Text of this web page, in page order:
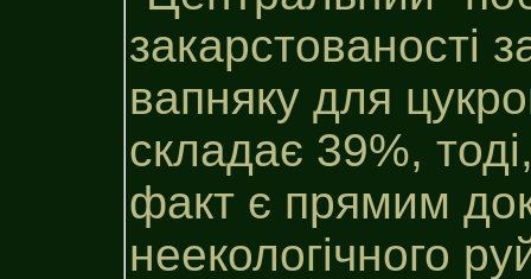
закарстованості
вапняку для
складає 39%,
факт є прямим
неекологічного